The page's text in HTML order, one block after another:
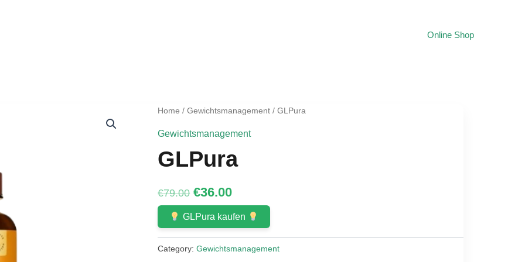
Online Shop
Home /Gewichtsmanagement / GLPura
Gewichtsmanagement
GLPura
€79.00 Original
price
was:
€79.00.
€36.00Current
price
is:
€36.00.
GLPura kaufen
Category:Gewichtsmanagement